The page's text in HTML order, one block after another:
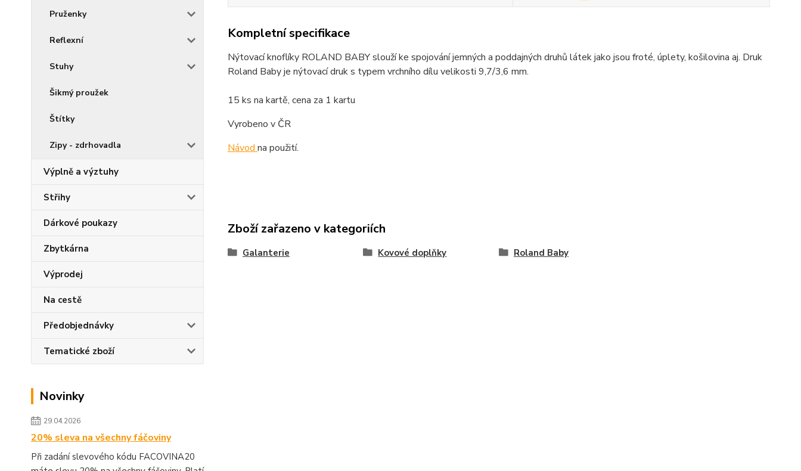
Pruženky
Reflexní
Stuhy
Šikmý proužek
Štítky
Zipy - zdrhovadla
Výplně a výztuhy
Střihy
Dárkové poukazy
Zbytkárna
Výprodej
Na cestě
Předobjednávky
Tematické zboží
Novinky
29.04.2026
20% sleva na všechny fáčoviny
Při zadání slevového kódu FACOVINA20
Kompletní specifikace
Nýtovací knoflíky ROLAND BABY slouží ke spojování jemných a poddajných druhů látek jako jsou froté, úplety, košilovina aj. Druk
Roland Baby je nýtovací druk s typem vrchního dílu velikosti 9,7/3,6 mm.
15 ks na kartě, cena za 1 kartu
Vyrobeno v ČR
Návod na použití.
Zboží zařazeno v kategoriích
Galanterie Kovové doplňky Roland Baby